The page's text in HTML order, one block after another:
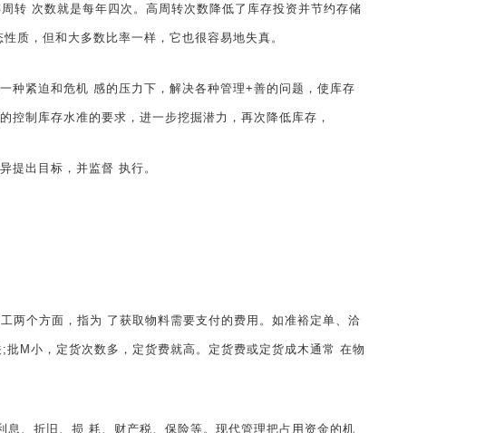
转 次数就是每年四次。高周转次数降低了库存投资并节约存储
质，但和大多数比率一样，它也很容易地失真。
紧迫和危机 感的压力下，解决各种管理+善的问题，使库存
制库存水准的要求，进一步挖掘潜力，再次降低库存，
出目标，并监督 执行。
个方面，指为 了获取物料需要支付的费用。如准裕定单、洽
M小，定货次数多，定货费就高。定货费或定货成木通常 在物
折旧、损 耗、财产税、保险等。现代管理把占用资金的机